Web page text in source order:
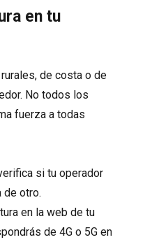
en tu
de costa o de
No todos los
fuerza a todas
si tu operador
de otro.
en la web de tu
de 4G o 5G en